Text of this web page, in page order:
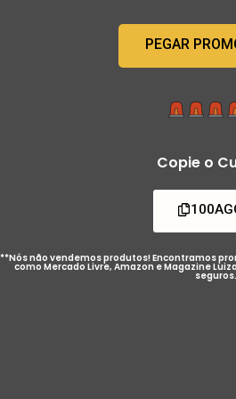
PEGAR
Copie o
**Nós não vendemos produtos! Encontramos
como Mercado Livre, Amazon e Magazine
seguros.